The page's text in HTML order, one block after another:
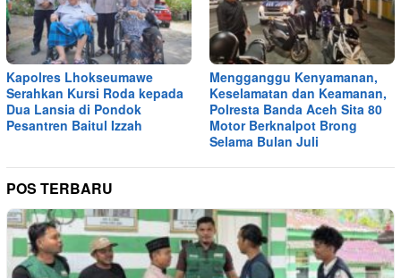
Kapolres Lhokseumawe
Serahkan Kursi Roda kepada
Dua Lansia di Pondok
Pesantren Baitul Izzah
Mengganggu Kenyamanan,
Keselamatan dan Keamanan,
Polresta Banda Aceh Sita 80
Motor Berknalpot Brong
Selama Bulan Juli
POS TERBARU